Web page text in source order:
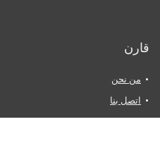
قارن
من نحن
اتصل بنا